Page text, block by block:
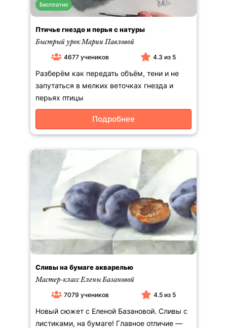
Бесплатно
Птичье гнездо и перья с натуры
Быстрый урок Марии Павловой
4677 учеников 4.3 из 5
Разберём как передать объём, тени и не
запутаться в мелких веточках гнезда и
перьях птицы
Подробнее
Сливы на бумаге акварелью
Мастер-класс Елены Базановой
7079 учеников 4.5 из 5
Новый сюжет с Еленой Базановой. Сливы с
листиками, на бумаге! Главное отличие —